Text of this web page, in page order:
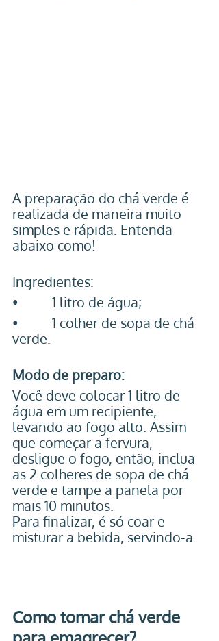
A preparação do chá verde é
realizada de maneira muito
simples e rápida. Entenda
abaixo como!
Ingredientes:
•          1 litro de água;
•          1 colher de sopa de chá
verde.
Modo de preparo:
Você deve colocar 1 litro de
água em um recipiente,
levando ao fogo alto. Assim
que começar a fervura,
desligue o fogo, então, inclua
as 2 colheres de sopa de chá
verde e tampe a panela por
mais 10 minutos.
Para finalizar, é só coar e
misturar a bebida, servindo-a.
Como tomar chá verde